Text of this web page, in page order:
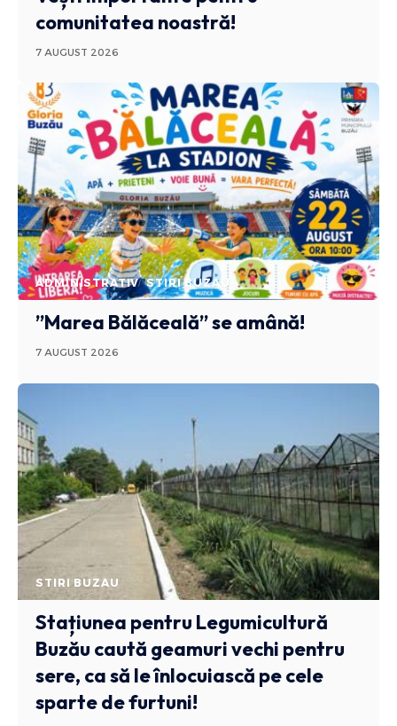
comunitatea noastră!
7 AUGUST 2026
ADMINISTRATIV STIRI BUZAU
”Marea Bălăceală” se amână!
7 AUGUST 2026
STIRI BUZAU
Stațiunea pentru Legumicultură
Buzău caută geamuri vechi pentru
sere, ca să le înlocuiască pe cele
sparte de furtuni!